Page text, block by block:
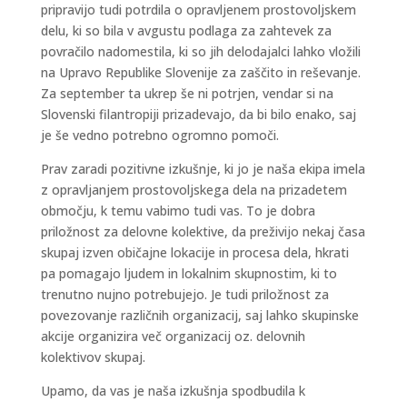
pripravijo tudi potrdila o opravljenem prostovoljskem
delu, ki so bila v avgustu podlaga za zahtevek za
povračilo nadomestila, ki so jih delodajalci lahko vložili
na Upravo Republike Slovenije za zaščito in reševanje.
Za september ta ukrep še ni potrjen, vendar si na
Slovenski filantropiji prizadevajo, da bi bilo enako, saj
je še vedno potrebno ogromno pomoči.
Prav zaradi pozitivne izkušnje, ki jo je naša ekipa imela
z opravljanjem prostovoljskega dela na prizadetem
območju, k temu vabimo tudi vas. To je dobra
priložnost za delovne kolektive, da preživijo nekaj časa
skupaj izven običajne lokacije in procesa dela, hkrati
pa pomagajo ljudem in lokalnim skupnostim, ki to
trenutno nujno potrebujejo. Je tudi priložnost za
povezovanje različnih organizacij, saj lahko skupinske
akcije organizira več organizacij oz. delovnih
kolektivov skupaj.
Upamo, da vas je naša izkušnja spodbudila k